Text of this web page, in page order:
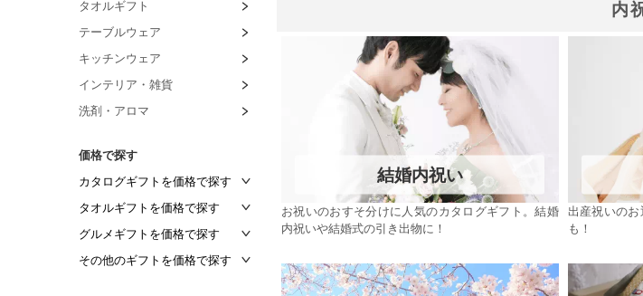
タオルギフト
テーブルウェア
キッチンウェア
インテリア・雑貨
洗剤・アロマ
価格で探す
カタログギフトを価格で探す
～2,000円
～4,000円
～5,000円
タオルギフトを価格で探す
～1,500円
～2,000円
グルメギフトを価格で探す
～1,000円
その他のギフトを価格で探す
内
結婚内祝い
お祝いのおすそ分けに人気のカタログギフト。結婚
内祝いや結婚式の引き出物に！
出産祝いの
も！